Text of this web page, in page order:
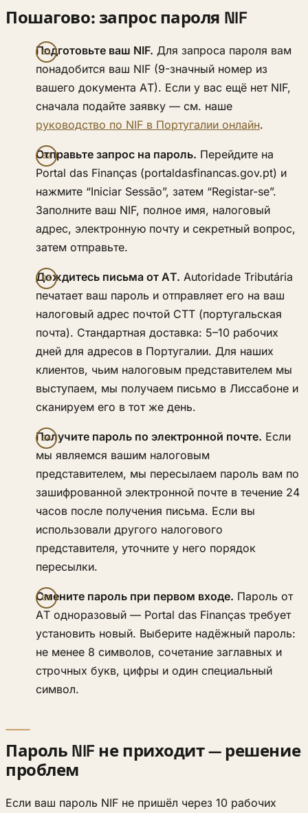
Пошагово: запрос пароля NIF
Подготовьте ваш NIF. Для запроса пароля вам
понадобится ваш NIF (9-значный номер из
вашего документа AT). Если у вас ещё нет NIF,
сначала подайте заявку — см. наше
руководство по NIF в Португалии онлайн.
Отправьте запрос на пароль. Перейдите на
Portal das Finanças (portaldasfinancas.gov.pt) и
нажмите “Iniciar Sessão”, затем “Registar-se”.
Заполните ваш NIF, полное имя, налоговый
адрес, электронную почту и секретный вопрос,
затем отправьте.
Дождитесь письма от AT. Autoridade Tributária
печатает ваш пароль и отправляет его на ваш
налоговый адрес почтой CTT (португальская
почта). Стандартная доставка: 5–10 рабочих
дней для адресов в Португалии. Для наших
клиентов, чьим налоговым представителем мы
выступаем, мы получаем письмо в Лиссабоне и
сканируем его в тот же день.
Получите пароль по электронной почте. Если
мы являемся вашим налоговым
представителем, мы пересылаем пароль вам по
зашифрованной электронной почте в течение 24
часов после получения письма. Если вы
использовали другого налогового
представителя, уточните у него порядок
пересылки.
Смените пароль при первом входе. Пароль от
AT одноразовый — Portal das Finanças требует
установить новый. Выберите надёжный пароль:
не менее 8 символов, сочетание заглавных и
строчных букв, цифры и один специальный
символ.
Пароль NIF не приходит — решение
проблем
Если ваш пароль NIF не пришёл через 10 рабочих